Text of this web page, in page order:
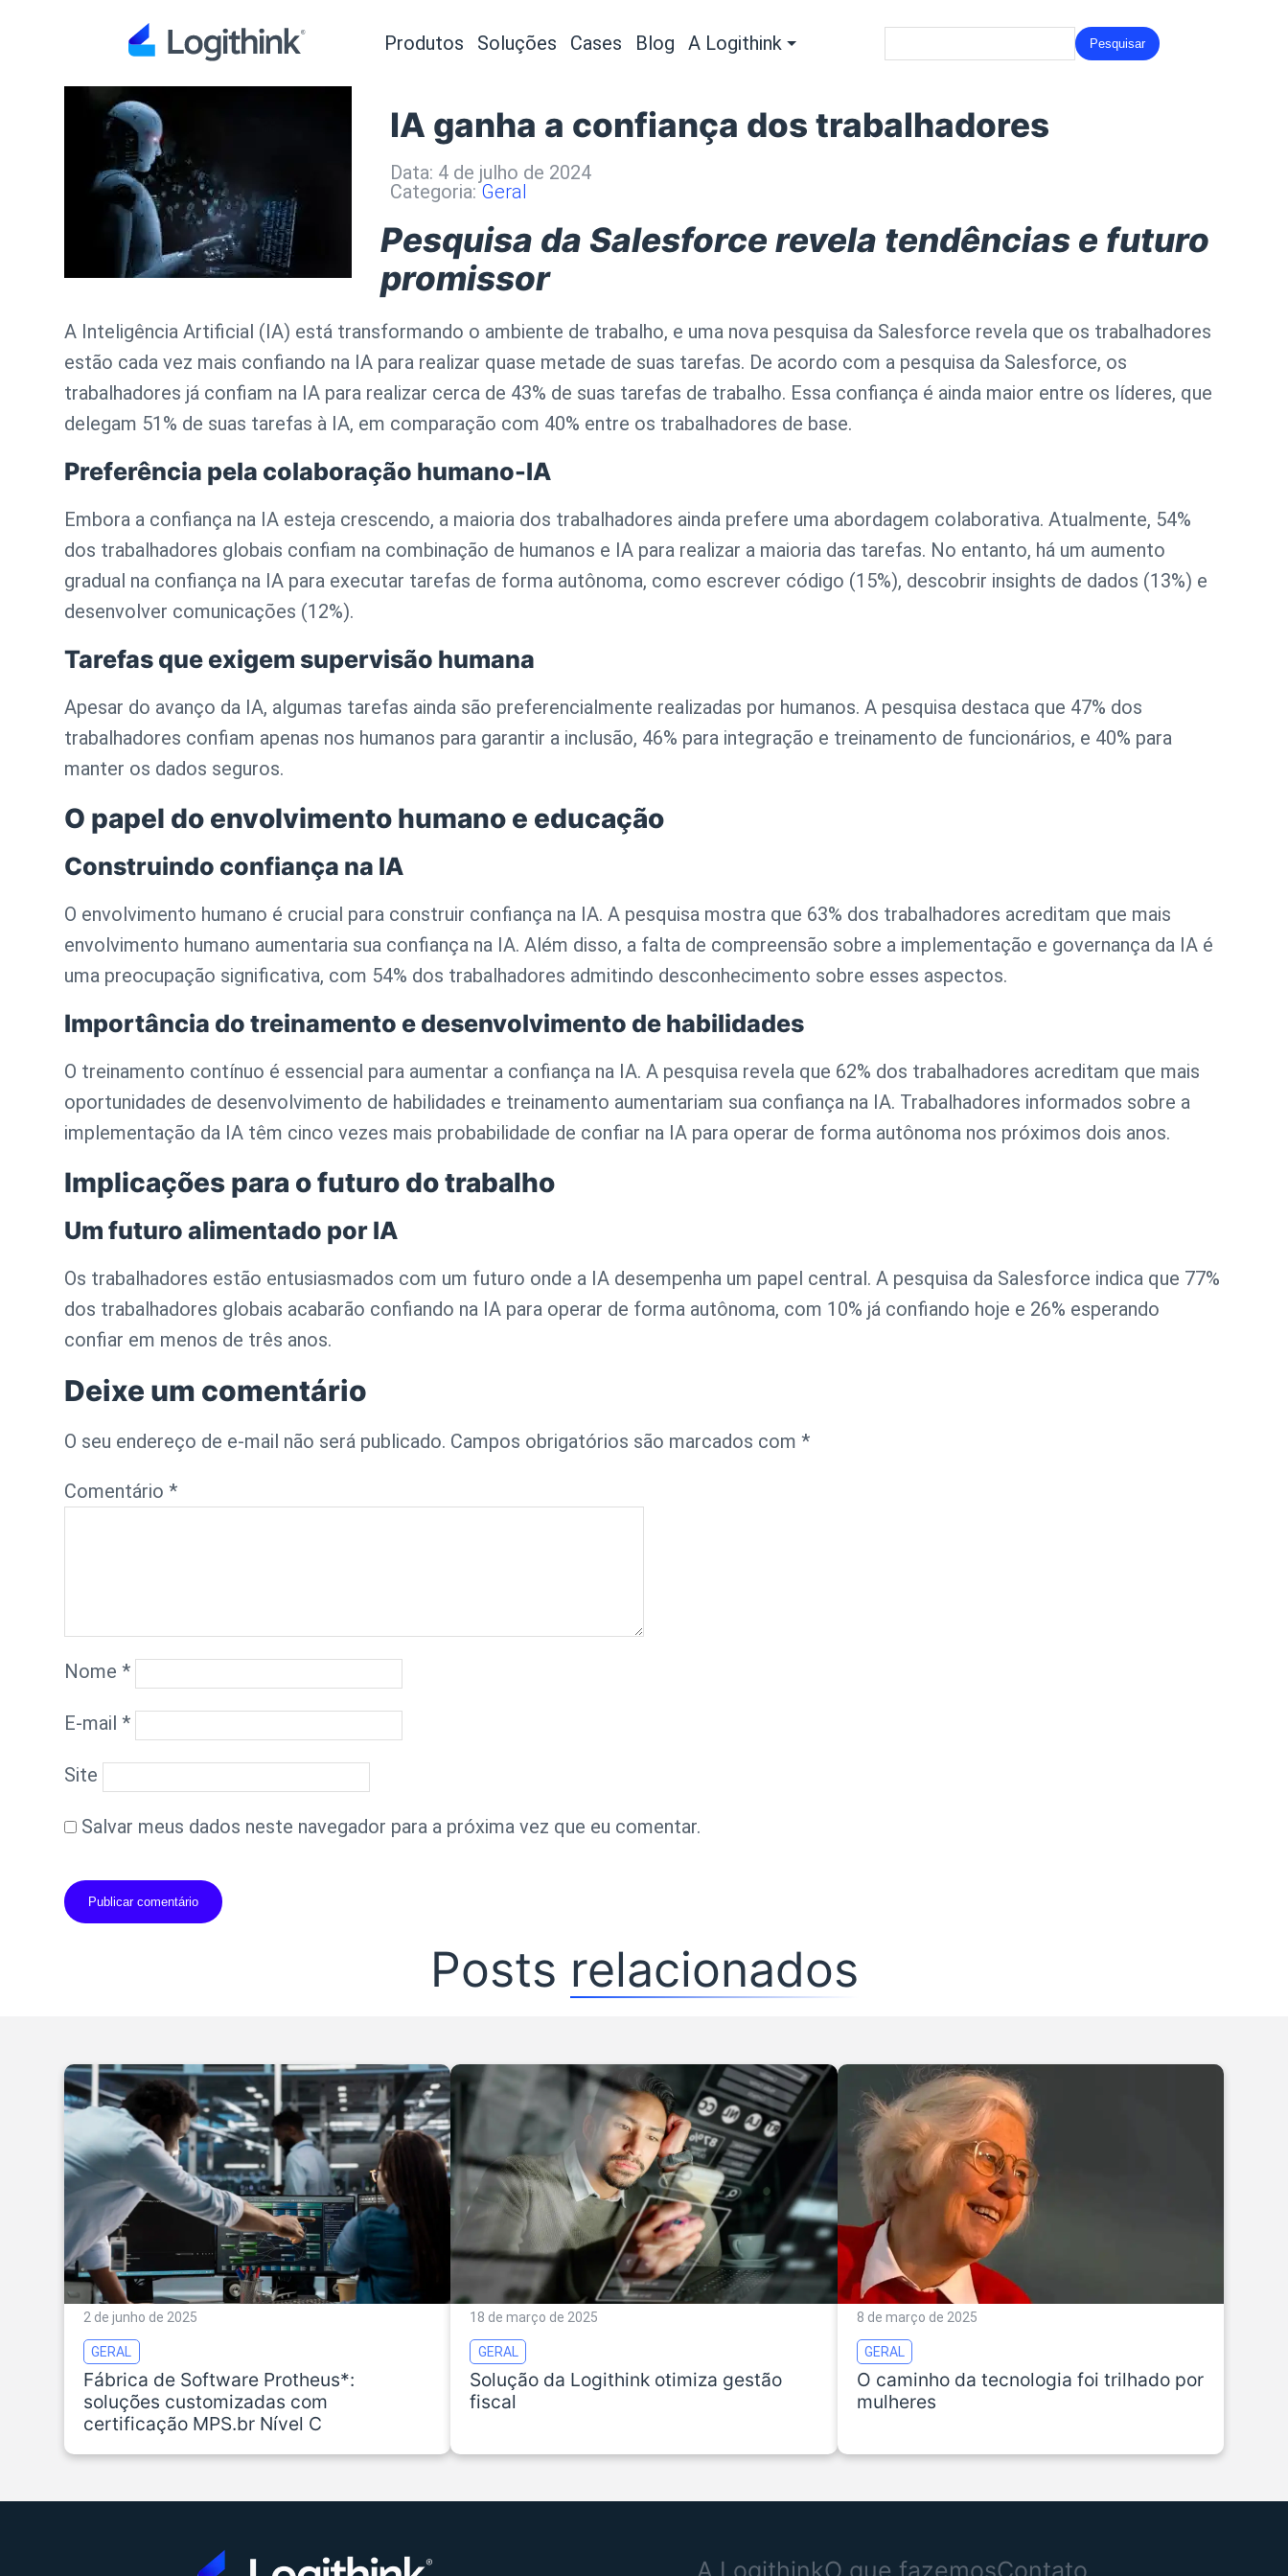
Produtos Soluções Cases Blog A Logithink
IA ganha a confiança dos trabalhadores
Data: 4 de julho de 2024
Categoria: Geral
Pesquisa da Salesforce revela tendências e futuro
promissor
A Inteligência Artificial (IA) está transformando o ambiente de trabalho, e uma nova pesquisa da Salesforce revela que os trabalhadores
estão cada vez mais confiando na IA para realizar quase metade de suas tarefas. De acordo com a pesquisa da Salesforce, os
trabalhadores já confiam na IA para realizar cerca de 43% de suas tarefas de trabalho. Essa confiança é ainda maior entre os líderes, que
delegam 51% de suas tarefas à IA, em comparação com 40% entre os trabalhadores de base.
Preferência pela colaboração humano-IA
Embora a confiança na IA esteja crescendo, a maioria dos trabalhadores ainda prefere uma abordagem colaborativa. Atualmente, 54%
dos trabalhadores globais confiam na combinação de humanos e IA para realizar a maioria das tarefas. No entanto, há um aumento
gradual na confiança na IA para executar tarefas de forma autônoma, como escrever código (15%), descobrir insights de dados (13%) e
desenvolver comunicações (12%).
Tarefas que exigem supervisão humana
Apesar do avanço da IA, algumas tarefas ainda são preferencialmente realizadas por humanos. A pesquisa destaca que 47% dos
trabalhadores confiam apenas nos humanos para garantir a inclusão, 46% para integração e treinamento de funcionários, e 40% para
manter os dados seguros.
O papel do envolvimento humano e educação
Construindo confiança na IA
O envolvimento humano é crucial para construir confiança na IA. A pesquisa mostra que 63% dos trabalhadores acreditam que mais
envolvimento humano aumentaria sua confiança na IA. Além disso, a falta de compreensão sobre a implementação e governança da IA é
uma preocupação significativa, com 54% dos trabalhadores admitindo desconhecimento sobre esses aspectos.
Importância do treinamento e desenvolvimento de habilidades
O treinamento contínuo é essencial para aumentar a confiança na IA. A pesquisa revela que 62% dos trabalhadores acreditam que mais
oportunidades de desenvolvimento de habilidades e treinamento aumentariam sua confiança na IA. Trabalhadores informados sobre a
implementação da IA têm cinco vezes mais probabilidade de confiar na IA para operar de forma autônoma nos próximos dois anos.
Implicações para o futuro do trabalho
Um futuro alimentado por IA
Os trabalhadores estão entusiasmados com um futuro onde a IA desempenha um papel central. A pesquisa da Salesforce indica que 77%
dos trabalhadores globais acabarão confiando na IA para operar de forma autônoma, com 10% já confiando hoje e 26% esperando
confiar em menos de três anos.
Deixe um comentário
O seu endereço de e-mail não será publicado. Campos obrigatórios são marcados com*
Comentário*
Nome*
E-mail*
Site
Salvar meus dados neste navegador para a próxima vez que eu comentar.
Posts relacionados
2 de junho de 2025
GERAL
Fábrica de Software Protheus*:
soluções customizadas com
certificação MPS.br Nível C
18 de março de 2025
GERAL
Solução da Logithink otimiza gestão
fiscal
8 de março de 2025
GERAL
O caminho da tecnologia foi trilhado por
mulheres
A LogithinkO que fazemosContato